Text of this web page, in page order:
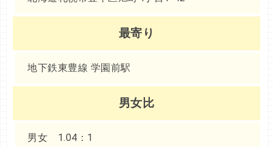
最寄り
地下鉄東豊線 学園前駅
男女比
男女 1.04：1